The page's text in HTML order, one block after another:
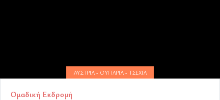
ΑΥΣΤΡΊΑ - ΟΥΓΓΑΡΊΑ - ΤΣΕΧΊΑ
Ομαδική Εκδρομή